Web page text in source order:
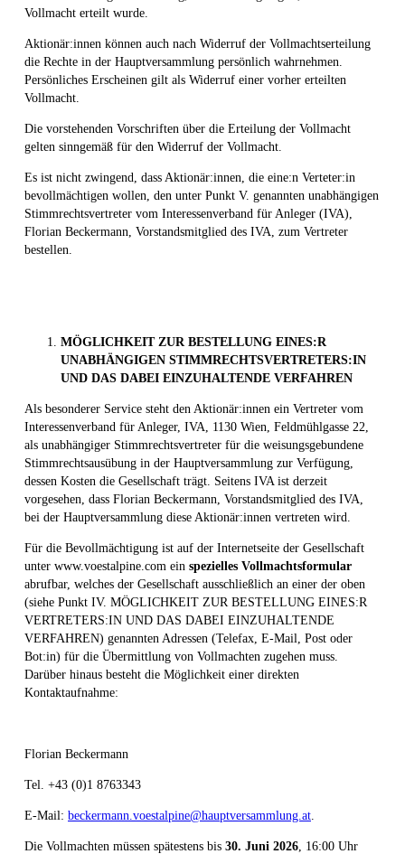
Vollmacht erteilt wurde.
Aktionär:innen können auch nach Widerruf der Vollmachtserteilung
die Rechte in der Hauptversammlung persönlich wahrnehmen.
Persönliches Erscheinen gilt als Widerruf einer vorher erteilten
Vollmacht.
Die vorstehenden Vorschriften über die Erteilung der Vollmacht
gelten sinngemäß für den Widerruf der Vollmacht.
Es ist nicht zwingend, dass Aktionär:innen, die eine:n Verteter:in
bevollmächtigen wollen, den unter Punkt V. genannten unabhängigen
Stimmrechtsvertreter vom Interessenverband für Anleger (IVA),
Florian Beckermann, Vorstandsmitglied des IVA, zum Vertreter
bestellen.
MÖGLICHKEIT ZUR BESTELLUNG EINES:R
UNABHÄNGIGEN STIMMRECHTSVERTRETERS:IN
UND DAS DABEI EINZUHALTENDE VERFAHREN
Als besonderer Service steht den Aktionär:innen ein Vertreter vom
Interessenverband für Anleger, IVA, 1130 Wien, Feldmühlgasse 22,
als unabhängiger Stimmrechtsvertreter für die weisungsgebundene
Stimmrechtsausübung in der Hauptversammlung zur Verfügung,
dessen Kosten die Gesellschaft trägt. Seitens IVA ist derzeit
vorgesehen, dass Florian Beckermann, Vorstandsmitglied des IVA,
bei der Hauptversammlung diese Aktionär:innen vertreten wird.
Für die Bevollmächtigung ist auf der Internetseite der Gesellschaft
unter www.voestalpine.com ein spezielles Vollmachtsformular
abrufbar, welches der Gesellschaft ausschließlich an einer der oben
(siehe Punkt IV. MÖGLICHKEIT ZUR BESTELLUNG EINES:R
VERTRETERS:IN UND DAS DABEI EINZUHALTENDE
VERFAHREN) genannten Adressen (Telefax, E-Mail, Post oder
Bot:in) für die Übermittlung von Vollmachten zugehen muss.
Darüber hinaus besteht die Möglichkeit einer direkten
Kontaktaufnahme:
Florian Beckermann
Tel. +43 (0)1 8763343
E-Mail: beckermann.voestalpine@hauptversammlung.at
Die Vollmachten müssen spätestens bis 30. Juni 2026 , 16:00 Uhr